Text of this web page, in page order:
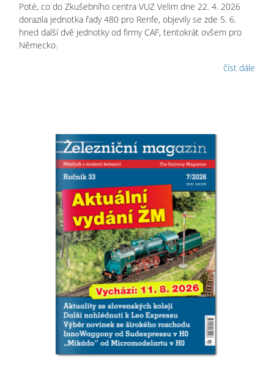
Poté, co do Zkušebního centra VUZ Velim dne 22. 4. 2026
dorazila jednotka řady 480 pro Renfe, objevily se zde 5. 6.
hned další dvě jednotky od firmy CAF, tentokrát ovšem pro
Německo.
číst dále